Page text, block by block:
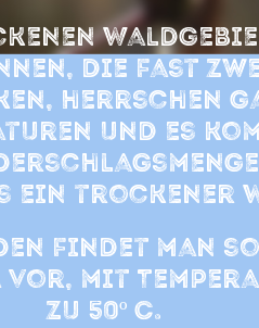
die fast
herrschen
und es
ein trockener
findet man
vor, mit
zu 50º C.